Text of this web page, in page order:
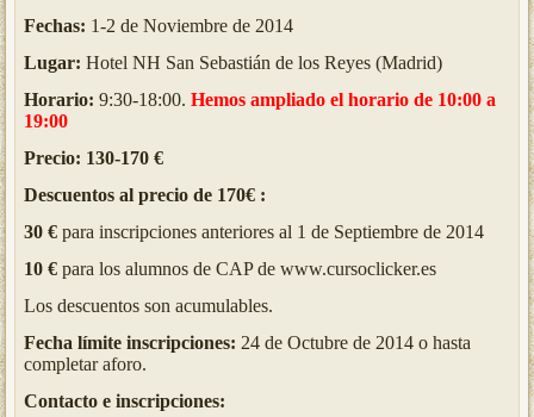
Fechas: 1-2 de Noviembre de 2014
Lugar:Hotel NH San Sebastián de los Reyes (Madrid)
Horario:9:30-18:00.Hemos ampliado el horario de 10:00 a
19:00
Precio: 130-170 €
Descuentos al precio de 170€ :
30 € para inscripciones anteriores al 1 de Septiembre de 2014
10 €para los alumnos de CAP de www.cursoclicker.es
Los descuentos son acumulables.
Fecha límite inscripciones: 24 de Octubre de 2014 o hasta
completar aforo.
Contacto e inscripciones: